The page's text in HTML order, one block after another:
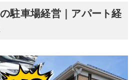
駐車場経営｜アパート経